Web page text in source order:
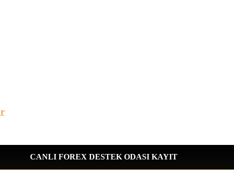
CANLI FOREX DESTEK ODASI KAYIT